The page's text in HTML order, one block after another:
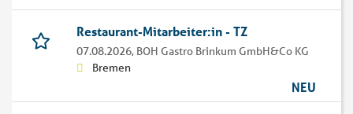
Restaurant-Mitarbeiter:in - TZ
07.08.2026, BOH Gastro Brinkum GmbH&Co KG
Bremen
NEU